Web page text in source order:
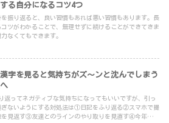
る自分になるコツ4つ
を振り返ると、良い習慣もあれば悪い習慣もあります。長
コツがわかることで、無理せずに続けることができてきま
なくてもできます。
字を見ると気持ちがズ～ンと沈んでしまう
返ってネガティブな気持ちになってもいいですが、引っ
ぎないようにする対処法は①日記をふり返る②スマホで撮
を見返す③友達とのラインのやり取りを見直す④今年お世